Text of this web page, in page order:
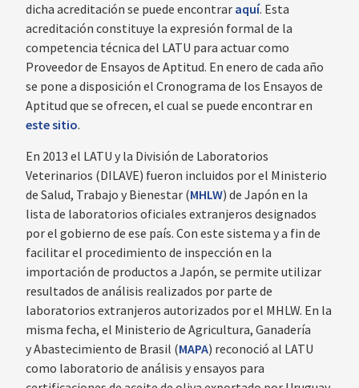
dicha acreditación se puede encontrar aquí. Esta
acreditación constituye la expresión formal de la
competencia técnica del LATU para actuar como
Proveedor de Ensayos de Aptitud. En enero de cada año
se pone a disposición el Cronograma de los Ensayos de
Aptitud que se ofrecen, el cual se puede encontrar en
este sitio.
En 2013 el LATU y la División de Laboratorios
Veterinarios (DILAVE) fueron incluidos por el Ministerio
de Salud, Trabajo y Bienestar (MHLW) de Japón en la
lista de laboratorios oficiales extranjeros designados
por el gobierno de ese país. Con este sistema y a fin de
facilitar el procedimiento de inspección en la
importación de productos a Japón, se permite utilizar
resultados de análisis realizados por parte de
laboratorios extranjeros autorizados por el MHLW. En la
misma fecha, el Ministerio de Agricultura, Ganadería
y Abastecimiento de Brasil (MAPA) reconoció al LATU
como laboratorio de análisis y ensayos para